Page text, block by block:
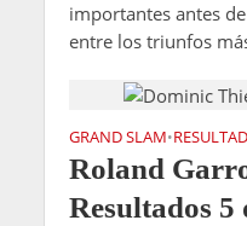
importantes antes
entre los triunfos
GRAND SLAM•
Roland
Resultados 5